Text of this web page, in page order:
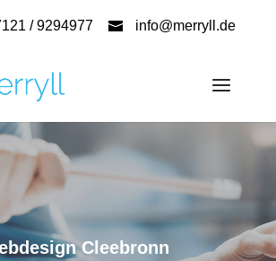
/ 9294977 info@merryll.de
Cleebronn